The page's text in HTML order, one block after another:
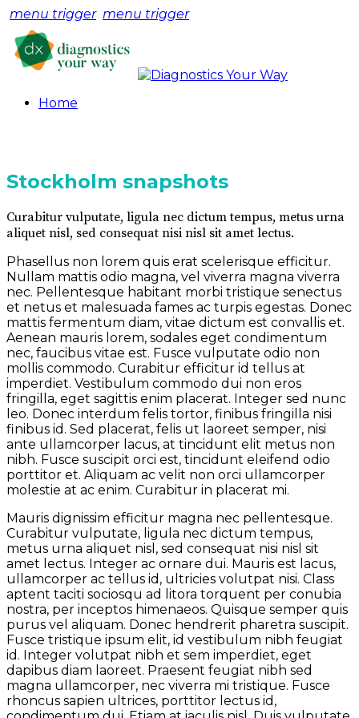
menu trigger menu trigger
Home
Stockholm snapshots
Curabitur vulputate, ligula nec dictum tempus, metus urna
aliquet nisl, sed consequat nisi nisl sit amet lectus.
Phasellus non lorem quis erat scelerisque efficitur.
Nullam mattis odio magna, vel viverra magna viverra
nec. Pellentesque habitant morbi tristique senectus
et netus et malesuada fames ac turpis egestas. Donec
mattis fermentum diam, vitae dictum est convallis et.
Aenean mauris lorem, sodales eget condimentum
nec, faucibus vitae est. Fusce vulputate odio non
mollis commodo. Curabitur efficitur id tellus at
imperdiet. Vestibulum commodo dui non eros
fringilla, eget sagittis enim placerat. Integer sed nunc
leo. Donec interdum felis tortor, finibus fringilla nisi
finibus id. Sed placerat, felis ut laoreet semper, nisi
ante ullamcorper lacus, at tincidunt elit metus non
nibh. Fusce suscipit orci est, tincidunt eleifend odio
porttitor et. Aliquam ac velit non orci ullamcorper
molestie at ac enim. Curabitur in placerat mi.
Mauris dignissim efficitur magna nec pellentesque.
Curabitur vulputate, ligula nec dictum tempus,
metus urna aliquet nisl, sed consequat nisi nisl sit
amet lectus. Integer ac ornare dui. Mauris est lacus,
ullamcorper ac tellus id, ultricies volutpat nisi. Class
aptent taciti sociosqu ad litora torquent per conubia
nostra, per inceptos himenaeos. Quisque semper quis
purus vel aliquam. Donec hendrerit pharetra suscipit.
Fusce tristique ipsum elit, id vestibulum nibh feugiat
id. Integer volutpat nibh et sem imperdiet, eget
dapibus diam laoreet. Praesent feugiat nibh sed
magna ullamcorper, nec viverra mi tristique. Fusce
rhoncus sapien ultrices, porttitor lectus id,